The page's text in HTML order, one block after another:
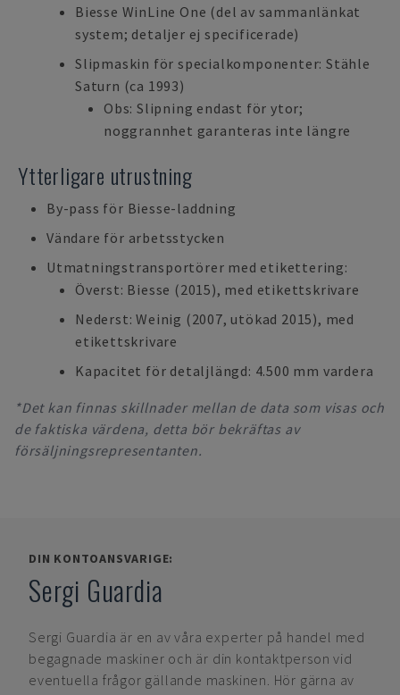
Biesse WinLine One (del av sammanlänkat
system; detaljer ej specificerade)
Slipmaskin för specialkomponenter: Stähle
Saturn (ca 1993)
Obs: Slipning endast för ytor;
noggrannhet garanteras inte längre
Ytterligare utrustning
By-pass för Biesse-laddning
Vändare för arbetsstycken
Utmatningstransportörer med etikettering:
Överst: Biesse (2015), med etikettskrivare
Nederst: Weinig (2007, utökad 2015), med
etikettskrivare
Kapacitet för detaljlängd: 4.500 mm vardera
*Det kan finnas skillnader mellan de data som visas och
de faktiska värdena, detta bör bekräftas av
försäljningsrepresentanten.
DIN KONTOANSVARIGE:
Sergi Guardia
Sergi Guardia är en av våra experter på handel med
begagnade maskiner och är din kontaktperson vid
eventuella frågor gällande maskinen. Hör gärna av